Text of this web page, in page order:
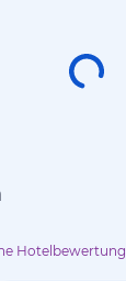
Hotelbewertung.